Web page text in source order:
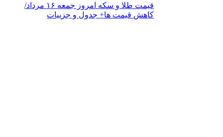
قیمت طلا و سکه امروز جمعه ۱۶ مرداد/
کاهش قیمت ها+ جدول و جزییات